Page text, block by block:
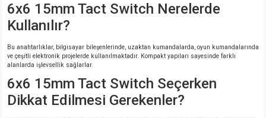
6x6 15mm Tact Switch Nerelerde
Kullanılır?
Bu anahtarlıklar, bilgisayar bileşenlerinde, uzaktan kumandalarda, oyun kumandalarında
ve çeşitli elektronik projelerde kullanılmaktadır. Kompakt yapıları sayesinde farklı
alanlarda işlevsellik sağlarlar.
6x6 15mm Tact Switch Seçerken
Dikkat Edilmesi Gerekenler?